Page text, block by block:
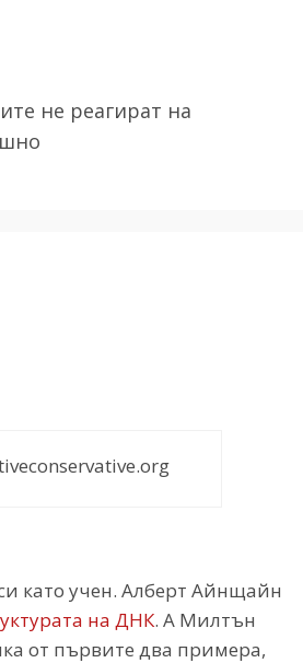
не реагират на
като учен. Алберт Айнщайн
на ДНК. А Милтън
от първите два примера,